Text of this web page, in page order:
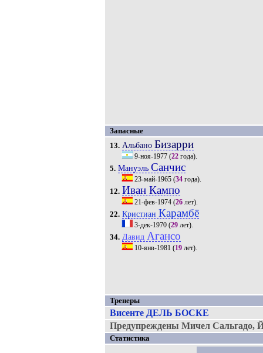
Запасные
13. Альбано Бизарри
9-ноя-1977(22года).
5. Мануэль Санчис
23-май-1965(34года).
12. Иван Кампо
21-фев-1974(26лет).
22. Кристиан Карамбё
3-дек-1970(29лет).
34. Давид Агансо
10-янв-1981 (19лет).
Тренеры
Висенте ДЕЛЬ БОСКЕ
Предупреждены Мичел Сальгадо,
Статистика